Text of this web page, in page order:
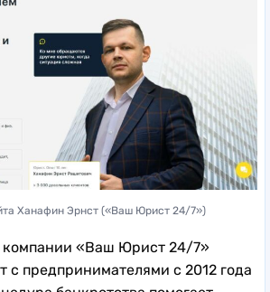
Ханафин Эрнст («Ваш Юрист 24/7»)
«Ваш Юрист 24/7»
с предпринимателями с 2012 года